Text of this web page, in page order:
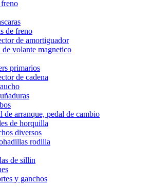
freno
de freno
de amortiguador
de volante magnetico
primarios
de cadena
de arranque, pedal de cambio
de horquilla
diversos
rodilla
de sillin
y ganchos